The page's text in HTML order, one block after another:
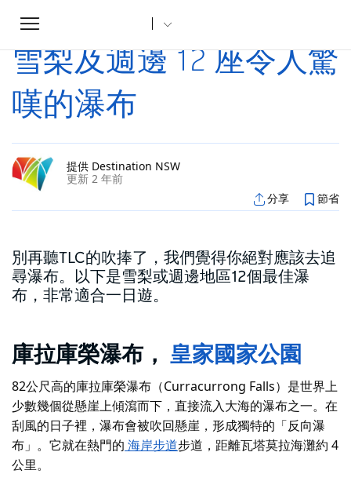
Toggle
navigation
家
雪梨及週邊 12 座令人驚
嘆的瀑布
提供 Destination NSW
更新 2 年前
分享 節省
別再聽TLC的吹捧了，我們覺得你絕對應該去追
尋瀑布。以下是雪梨或週邊地區12個最佳瀑
布，非常適合一日遊。
庫拉庫榮瀑布， 皇家國家公園
82公尺高的庫拉庫榮瀑布（Curracurrong Falls）是世界上
少數幾個從懸崖上傾瀉而下，直接流入大海的瀑布之一。在
刮風的日子裡，瀑布會被吹回懸崖，形成獨特的「反向瀑
布」。它就在熱門的 海岸步道步道，距離瓦塔莫拉海灘約 4
公里。